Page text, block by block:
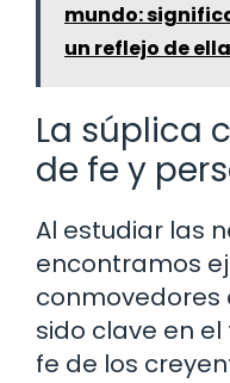
mundo:
un reflejo de ella
La súplica
de fe y
Al estudiar las
encontramos
conmovedores
sido clave en
fe de los